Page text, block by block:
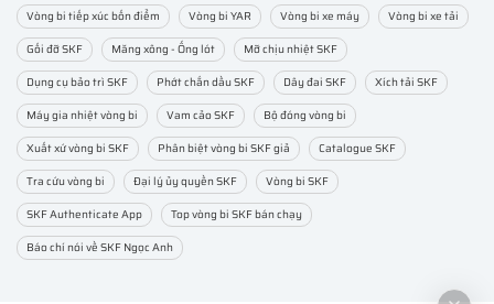
Vòng bi tiếp xúc bốn điểm
Vòng bi YAR Vòng bi xe máy
Vòng bi xe tải
Gối đỡ SKF
Măng xông - Ống lót
Mỡ chịu nhiệt SKF
Dụng cụ bảo trì SKF
Phớt chắn dầu SKF Dây đai SKF
Xích tải SKF
Máy gia nhiệt vòng bi
Vam cảo SKF
Bộ đóng vòng bi
Xuất xứ vòng bi SKF
Phân biệt vòng bi SKF giả
Catalogue SKF
Tra cứu vòng bi
Đại lý ủy quyền SKF
Vòng bi SKF
SKF Authenticate App
Top vòng bi SKF bán chạy
Báo chí nói về SKF Ngọc Anh